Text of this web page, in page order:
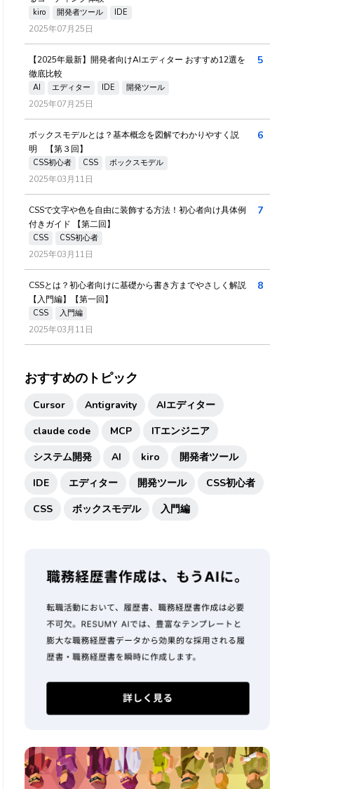
kiro 開発者ツール IDE
2025年07月25日
【2025年最新】開発者向けAIエディター おすすめ12選を
徹底比較
AI エディター IDE 開発ツール
2025年07月25日
5
ボックスモデルとは？基本概念を図解でわかりやすく説
明 【第３回】
CSS初心者 CSS ボックスモデル
2025年03月11日
6
CSSで文字や色を自由に装飾する方法！初心者向け具体例
付きガイド 【第二回】
CSS CSS初心者
2025年03月11日
7
CSSとは？初心者向けに基礎から書き方までやさしく解説
【入門編】【第一回】
CSS 入門編
2025年03月11日
8
おすすめのトピック
Cursor Antigravity
AIエディター
claude code
MCP
ITエンジニア
システム開発
AI kiro
開発者ツール
IDE
エディター 開発ツール
CSS初心者
CSS
ボックスモデル 入門編